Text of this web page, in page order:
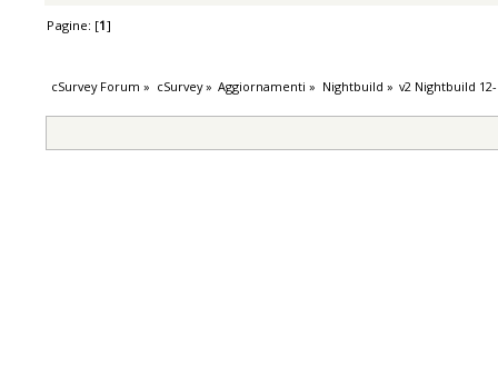
Pagine: [1]
cSurvey Forum » cSurvey» Aggiornamenti » Nightbuild » v2 Nightbuild